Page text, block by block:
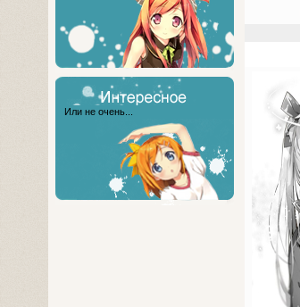
Или не очень...